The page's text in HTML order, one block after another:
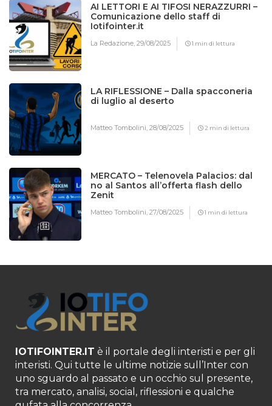
AI LETTORI E AI TIFOSI NERAZZURRI –
Comunicazione dello staff di
Iotifointer.it
La Redazione,29/08/2025 1 min di lettura
LA RIFLESSIONE – Dalla spacconeria
di luglio al deserto
Matteo Tombolini,28/08/2025 2 min di lettura
MERCATO – Telenovela Palacios: dal
no al Santos all’offerta flash dello
Zenit
Matteo Tombolini,27/08/2025 1 min di lettura
IOTIFOINTER.IT è il portale degli interisti e per gli
interisti. Qui tutte le ultime notizie sull’Inter con
uno sguardo al passato e un occhio sul presente,
tra mercato, analisi, social, riflessioni e qualche